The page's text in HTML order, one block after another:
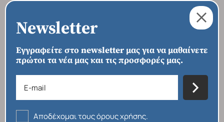
Newsletter
Εγγραφείτε στο newsletter μας για να μαθαίνετε
πρώτοι τα νέα μας και τις προσφορές μας.
Αποδέχομαι τους όρους χρήσης.
ΑΡΧΙΚΗ › ΠΡΟΟΡΙΣΜΟΙ › ΕΥΡΏΠΗ › ΓΑΛΛΊΑ
Kάστρα Λίγηρα – Παραμυθένια
Βρετάνη Νορμανδία & Παρίσι